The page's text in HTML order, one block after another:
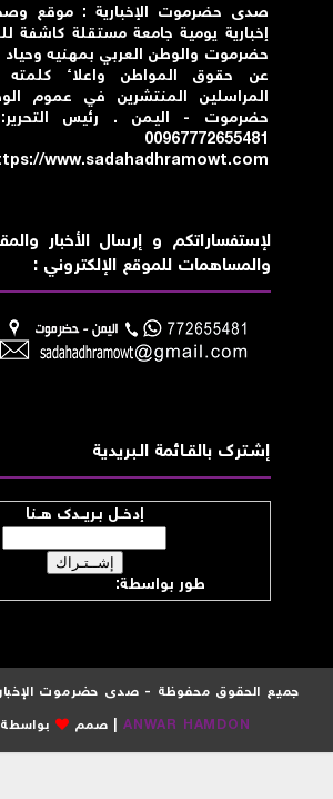
صدى حضرموت الإخبارية : موقع وصحيفة
إخبارية يومية جامعة مستقلة كاشفة
حضرموت والوطن العربي بمهنيه وحياد ,
عن حقوق المواطن واعلاء كلمته
المراسلين المنتشرين في عموم
حضرموت - اليمن . رئيس التحرير:
00967772655481
https://www.sadahadhramowt.com
لإستفساراتكم و إرسال الأخبار
والمساهمات للموقع الإلكتروني :
إشــترك بالقـــائمة الــبريدية
إدخــل بـريــدك هــنا
طور بواسطة:موقع صدى
جميع الحقوق محفوظة - صدى حضرموت الإخبارية 2026
ANWAR HAMDON| صمم بواسطة